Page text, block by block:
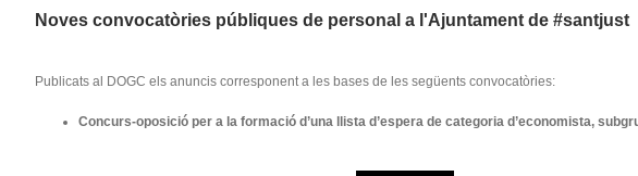
Noves convocatòries públiques de personal a l'Ajuntament de #santjust
Publicats al DOGC els anuncis corresponent a les bases de les següents convocatòries:
Concurs-oposició per a la formació d’una llista d’espera de categoria d’economista,